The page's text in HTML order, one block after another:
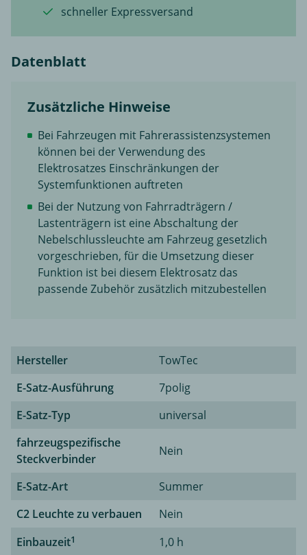
schneller Expressversand
Datenblatt
Zusätzliche Hinweise
Bei Fahrzeugen mit Fahrerassistenzsystemen
können bei der Verwendung des
Elektrosatzes Einschränkungen der
Systemfunktionen auftreten
Bei der Nutzung von Fahrradträgern /
Lastenträgern ist eine Abschaltung der
Nebelschlussleuchte am Fahrzeug gesetzlich
vorgeschrieben, für die Umsetzung dieser
Funktion ist bei diesem Elektrosatz das
passende Zubehör zusätzlich mitzubestellen
Hersteller
TowTec
E-Satz-Ausführung
7polig
E-Satz-Typ
universal
fahrzeugspezifische
Steckverbinder
Nein
E-Satz-Art
Summer
C2 Leuchte zu verbauen
Nein
Einbauzeit1
1,0 h